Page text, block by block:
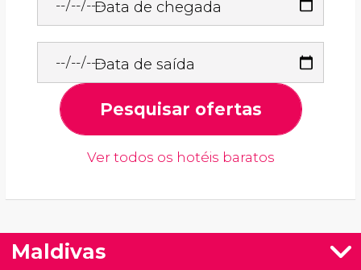
Data de chegada
Data de saída
Pesquisar ofertas
Ver todos os hotéis baratos
Maldivas